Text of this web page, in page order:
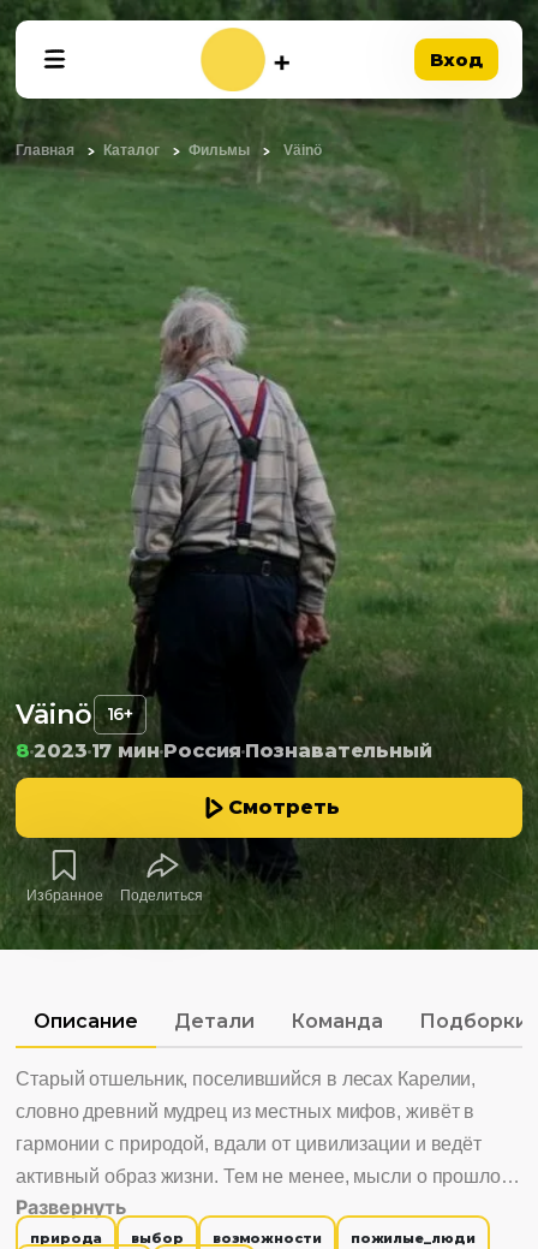
Вход
Главная Каталог Фильмы Väinö
Väinö 16+
8 202317 минРоссияПознавательный
Смотреть
Избранное Поделиться
Описание Детали Команда Подборки
Старый отшельник, поселившийся в лесах Карелии,
словно древний мудрец из местных мифов, живёт в
гармонии с природой, вдали от цивилизации и ведёт
активный образ жизни. Тем не менее, мысли о прошлом
и вечном не оставляют героя.
Развернуть
природа выбор возможности
пожилые_люди